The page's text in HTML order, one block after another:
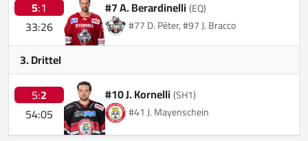
5:1
33:26
#7 A. Berardinelli(EQ)
#77 D. Péter, #97 J. Bracco
3. Drittel
5:2
54:05
#10 J. Kornelli(SH1)
#41 J. Mayenschein